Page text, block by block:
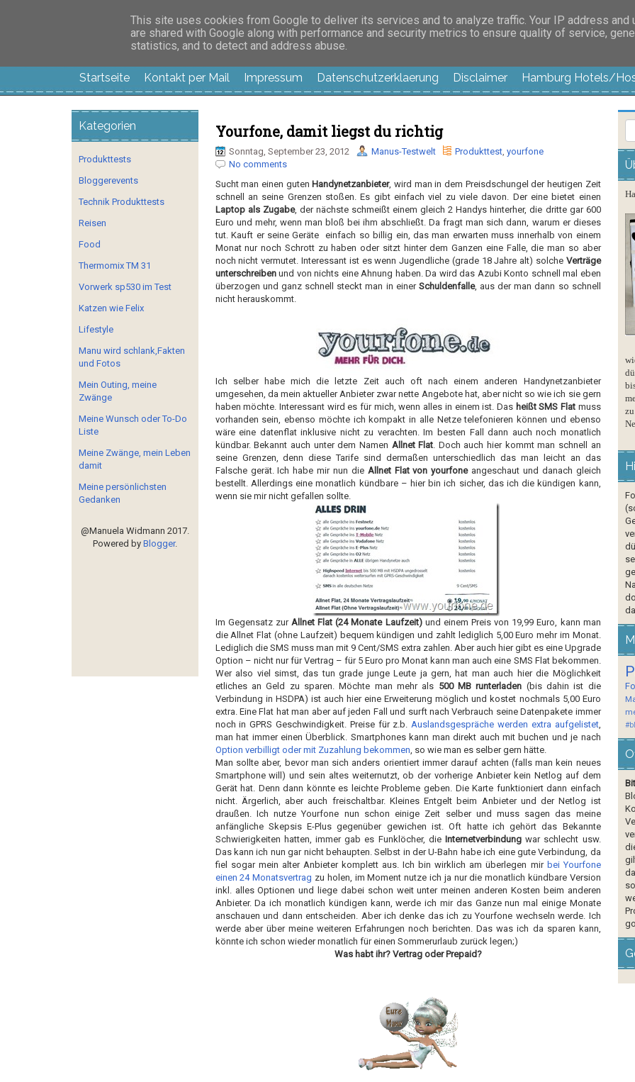
Manus Testwelt, alles außer langweilig
Startseite Kontakt per Mail Impressum Datenschutzerklaerung Disclaimer Hamburg Hotels/
Yourfone, damit liegst du richtig
Sonntag, September 23, 2012 Manus-Testwelt Produkttest, yourfone
No comments
Sucht man einen guten Handynetzanbieter, wird man in dem Preisdschungel der heutigen Zeit
schnell an seine Grenzen stoßen. Es gibt einfach viel zu viele davon. Der eine bietet einen
Laptop als Zugabe, der nächste schmeißt einem gleich 2 Handys hinterher, die dritte gar 600
Euro und mehr, wenn man bloß bei ihm abschließt. Da fragt man sich dann, warum er dieses
tut. Kauft er seine Geräte einfach so billig ein, das man erwarten muss innerhalb von einem
Monat nur noch Schrott zu haben oder sitzt hinter dem Ganzen eine Falle, die man so aber
noch nicht vermutet. Interessant ist es wenn Jugendliche (grade 18 Jahre alt) solche Verträge
unterschreibenund von nichts eine Ahnung haben. Da wird das Azubi Konto schnell mal eben
überzogen und ganz schnell steckt man in einer Schuldenfalle, aus der man dann so schnell
nicht herauskommt.
Ich selber habe mich die letzte Zeit auch oft nach einem anderen Handynetzanbieter
umgesehen, da mein aktueller Anbieter zwar nette Angebote hat, aber nicht so wie ich sie gern
haben möchte. Interessant wird es für mich, wenn alles in einem ist. Das heißt SMS Flatmuss
vorhanden sein, ebenso möchte ich kompakt in alle Netze telefonieren können und ebenso
wäre eine datenflat inklusive nicht zu verachten. Im besten Fall dann auch noch monatlich
kündbar. Bekannt auch unter dem Namen Allnet Flat. Doch auch hier kommt man schnell an
seine Grenzen, denn diese Tarife sind dermaßen unterschiedlich das man leicht an das
Falsche gerät. Ich habe mir nun die Allnet Flat von yourfoneangeschaut und danach gleich
bestellt. Allerdings eine monatlich kündbare – hier bin ich sicher, das ich die kündigen kann,
wenn sie mir nicht gefallen sollte.
Im Gegensatz zurAllnet Flat (24 Monate Laufzeit)und einem Preis von 19,99 Euro, kann man
die Allnet Flat (ohne Laufzeit) bequem kündigen und zahlt lediglich 5,00 Euro mehr im Monat.
Lediglich die SMS muss man mit 9 Cent/SMS extra zahlen. Aber auch hier gibt es eine Upgrade
Option – nicht nur für Vertrag – für 5 Euro pro Monat kann man auch eine SMS Flat bekommen.
Wer also viel simst, das tun grade junge Leute ja gern, hat man auch hier die Möglichkeit
etliches an Geld zu sparen. Möchte man mehr als 500 MB runterladen (bis dahin ist die
Verbindung in HSDPA) ist auch hier eine Erweiterung möglich und kostet nochmals 5,00 Euro
extra. Eine Flat hat man aber auf jeden Fall und surft nach Verbrauch seine Datenpakete immer
noch in GPRS Geschwindigkeit. Preise für z.b.Auslandsgespräche werden extra aufgelistet,
man hat immer einen Überblick. Smartphones kann man direkt auch mit buchen und je nach
Option verbilligt oder mit Zuzahlung bekommen, so wie man es selber gern hätte.
Man sollte aber, bevor man sich anders orientiert immer darauf achten (falls man kein neues
Smartphone will) und sein altes weiternutzt, ob der vorherige Anbieter kein Netlog auf dem
Gerät hat. Denn dann könnte es leichte Probleme geben. Die Karte funktioniert dann einfach
nicht. Ärgerlich, aber auch freischaltbar. Kleines Entgelt beim Anbieter und der Netlog ist
draußen. Ich nutze Yourfone nun schon einige Zeit selber und muss sagen das meine
anfängliche Skepsis E-Plus gegenüber gewichen ist. Oft hatte ich gehört das Bekannte
Schwierigkeiten hatten, immer gab es Funklöcher, die Internetverbindung war schlecht usw.
Das kann ich nun gar nicht behaupten. Selbst in der U-Bahn habe ich eine gute Verbindung, da
fiel sogar mein alter Anbieter komplett aus. Ich bin wirklich am überlegen mir bei Yourfone
einen 24 Monatsvertrag zu holen, im Moment nutze ich ja nur die monatlich kündbare Version
inkl. alles Optionen und liege dabei schon weit unter meinen anderen Kosten beim anderen
Anbieter. Da ich monatlich kündigen kann, werde ich mir das Ganze nun mal einige Monate
anschauen und dann entscheiden. Aber ich denke das ich zu Yourfone wechseln werde. Ich
werde aber über meine weiteren Erfahrungen noch berichten. Das was ich da sparen kann,
könnte ich schon wieder monatlich für einen Sommerurlaub zurück legen;)
Was habt ihr? Vertrag oder Prepaid?
Kategorien
Produkttests
Bloggerevents
Technik Produkttests
Reisen
Food
Thermomix TM 31
Vorwerk sp530 im Test
Katzen wie Felix
Lifestyle
Manu wird schlank,Fakten
und Fotos
Mein Outing, meine
Zwänge
Meine Wunsch oder To-Do
Liste
Meine Zwänge, mein Leben
damit
Meine persönlichsten
Gedanken
@Manuela Widmann 2017.
Powered by Blogger.
This site uses cookies from Google to deliver its services and to analyze traffic. Your IP address and
are shared with Google along with performance and security metrics to ensure quality of service,
statistics, and to detect and address abuse.